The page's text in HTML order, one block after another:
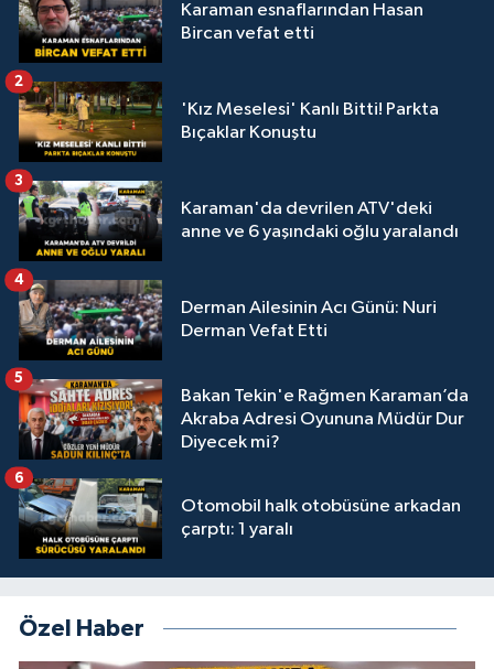
Karaman esnaflarından Hasan
Bircan vefat etti
'Kız Meselesi' Kanlı Bitti! Parkta
Bıçaklar Konuştu
2
Karaman'da devrilen ATV'deki
anne ve 6 yaşındaki oğlu yaralandı
3
Derman Ailesinin Acı Günü: Nuri
Derman Vefat Etti
4
Bakan Tekin'e Rağmen Karaman’da
Akraba Adresi Oyununa Müdür Dur
Diyecek mi?
5
Otomobil halk otobüsüne arkadan
çarptı: 1 yaralı
6
Özel Haber